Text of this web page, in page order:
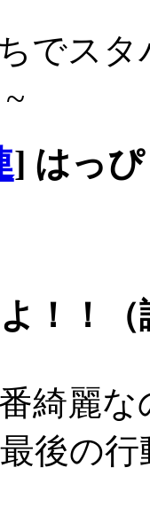
でス
] はっ
！！（
綺麗
後の